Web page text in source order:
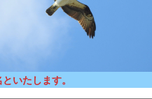
いたします。